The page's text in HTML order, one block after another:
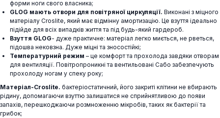
форми ноги свого власника;
GLOG мають отвори для повітряної циркуляції. Виконані з міцного
матеріалу Croslite, який має відмінну амортизацію. Це взуття ідеально
підійде для всіх випадків життя та під будь-який гардероб.
Взуття GLOG- дуже практичне: матеріал легко миється, не рветься,
підошва нековзна. Дуже міцні та зносостійкі;
Температурний режим – це комфорт та прохолода завдяки отворам
для вентиляції. Повітропроникні та вентильовані Сабо забезпечують
прохолоду ногам у спеку року;
Матеріал-Croslite. бактеріостатичний, його закриті клітини не вбирають
рідину, допомагаючи взуттю залишатися не сприйнятливою до появи
запахів, перешкоджаючи розмноженню мікробів, таких як бактерії та
грибок;